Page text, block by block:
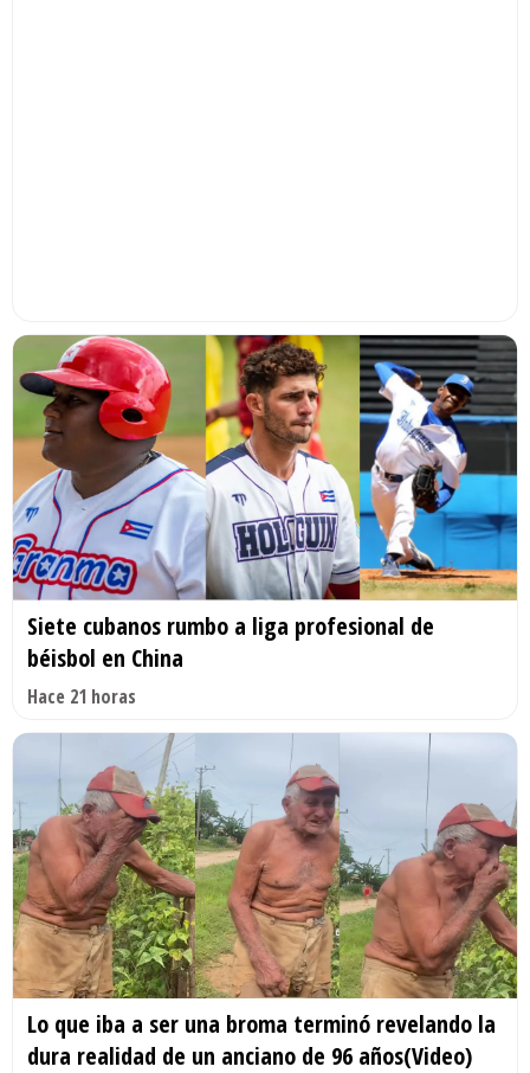
Siete cubanos rumbo a liga profesional de
béisbol en China
Hace 21 horas
Lo que iba a ser una broma terminó revelando la
dura realidad de un anciano de 96 años(Video)